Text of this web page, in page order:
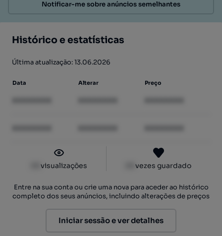
Notificar-me sobre anúncios semelhantes
Histórico e estatísticas
Última atualização: 13.06.2026
Data Alterar Preço
visualizações vezes guardado
Entre na sua conta ou crie uma nova para aceder ao histórico
completo dos seus anúncios, incluindo alterações de preços
Iniciar sessão e ver detalhes